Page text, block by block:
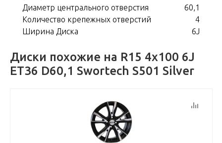
Диаметр центрального отверстия
60,1
Количество крепежных отверстий
4
Ширина Диска
6J
Диски похожие на R15 4x100 6J
ET36 D60,1 Swortech S501 Silver